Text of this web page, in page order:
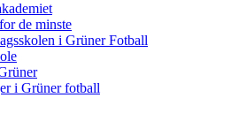
de minste
i Grüner Fotball
i Grüner fotball